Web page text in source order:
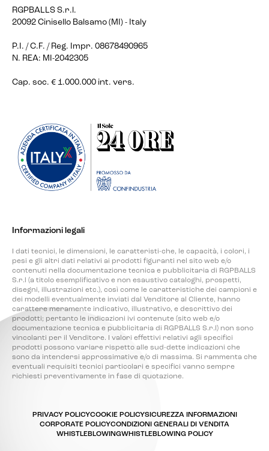
RGPBALLS S.r.l.
20092 Cinisello Balsamo (MI) - Italy
P.I. / C.F. / Reg. Impr. 08678490965
N. REA: MI-2042305
Cap. soc. € 1.000.000 int. vers.
Informazioni legali
I dati tecnici, le dimensioni, le caratteristi-che, le capacità, i colori, i
pesi e gli altri dati relativi ai prodotti figuranti nel sito web e/o
contenuti nella documentazione tecnica e pubblicitaria di RGPBALLS
S.r.l (a titolo esemplificativo e non esaustivo cataloghi, prospetti,
disegni, illustrazioni etc.), così come le caratteristiche dei campioni e
dei modelli eventualmente inviati dal Venditore al Cliente, hanno
carattere meramente indicativo, illustrativo, e descrittivo dei
prodotti; pertanto le indicazioni ivi contenute (sito web e/o
documentazione tecnica e pubblicitaria di RGPBALLS S.r.l) non sono
vincolanti per il Venditore. I valori effettivi relativi agli specifici
prodotti possono variare rispetto alle sud-dette indicazioni che
sono da intendersi approssimative e/o di massima. Si rammenta che
eventuali requisiti tecnici particolari e specifici vanno sempre
richiesti preventivamente in fase di quotazione.
PRIVACY POLICYCOOKIE POLICYSICUREZZA INFORMAZIONI
CORPORATE POLICYCONDIZIONI GENERALI DI VENDITA
WHISTLEBLOWINGWHISTLEBLOWING POLICY